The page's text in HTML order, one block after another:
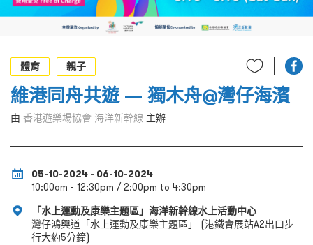
EN
體育
親子
維港同舟共遊 — 獨木舟@灣仔海濱
由 香港遊樂場協會 海洋新幹線 主辦
05-10-2024 - 06-10-2024
10:00am - 12:30pm / 2:00pm to 4:30pm
「水上運動及康樂主題區」海洋新幹線水上活動中心
灣仔鴻興道「水上運動及康樂主題區」 (港鐵會展站A2出口步
行大約5分鐘)